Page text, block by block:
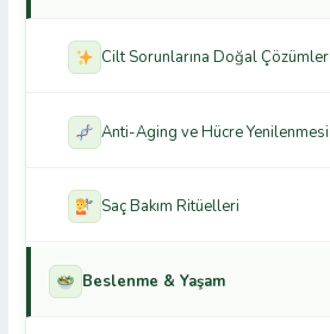
Cilt Sorunlarına Doğal Çözümler
Anti-Aging ve Hücre Yenilenmesi
Saç Bakım Ritüelleri
Beslenme & Yaşam